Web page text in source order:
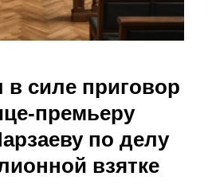
в силе приговор
премьеру
по делу
взятке